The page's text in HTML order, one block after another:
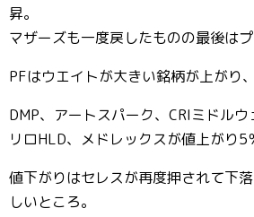
昇。
マザーズも一度戻したものの最後はプ
PFはウエイトが大きい銘柄が上がり
DMP、アートスパーク、CRIミドルウ
リロHLD、メドレックスが値上がり5
値下がりはセレスが再度押されて下
しいところ。